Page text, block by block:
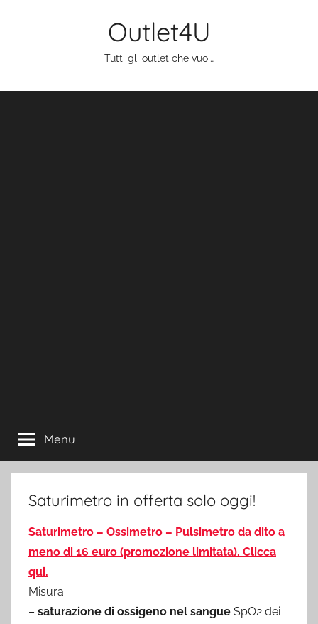
Outlet4U
Tutti gli outlet che vuoi…
Menu
Saturimetro in offerta solo oggi!
Saturimetro – Ossimetro – Pulsimetro da dito a
meno di 16 euro (promozione limitata). Clicca
qui.
Misura:
– saturazione di ossigeno nel sangue SpO2 dei